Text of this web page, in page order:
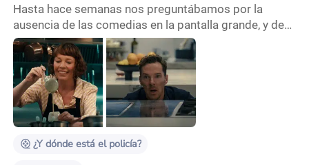
Hasta hace semanas nos preguntábamos por la
ausencia de las comedias en la pantalla grande, y de
repente comenzaron a llegar -una atrás de la otra- a la
cartelera. Primero fue ¿Y dónde está el policía? (The
Naked Gun), luego fue Otro viernes de locos (Freakier
Friday) y ahora es momento de Los Roses (The
Roses). De este trío, la que sorprendió y quebró sus
expectativas de taquilla fue Otro viernes
¿Y dónde está el policía?